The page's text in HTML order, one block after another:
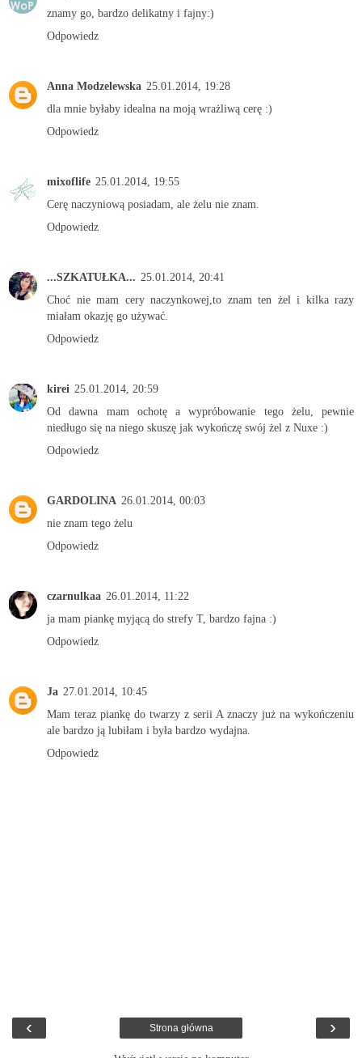
znamy go, bardzo delikatny i fajny:)
Odpowiedz
Anna Modzelewska 25.01.2014, 19:28
dla mnie byłaby idealna na moją wrażliwą cerę :)
Odpowiedz
mixoflife 25.01.2014, 19:55
Cerę naczyniową posiadam, ale żelu nie znam.
Odpowiedz
...SZKATUŁKA... 25.01.2014, 20:41
Choć nie mam cery naczynkowej,to znam ten żel i kilka razy
miałam okazję go używać.
Odpowiedz
kirei 25.01.2014, 20:59
Od dawna mam ochotę a wypróbowanie tego żelu, pewnie
niedługo się na niego skuszę jak wykończę swój żel z Nuxe :)
Odpowiedz
GARDOLINA 26.01.2014, 00:03
nie znam tego żelu
Odpowiedz
czarnulkaa 26.01.2014, 11:22
ja mam piankę myjącą do strefy T, bardzo fajna :)
Odpowiedz
Ja 27.01.2014, 10:45
Mam teraz piankę do twarzy z serii A znaczy już na wykończeniu
ale bardzo ją lubiłam i była bardzo wydajna.
Odpowiedz
‹ ›
Strona główna